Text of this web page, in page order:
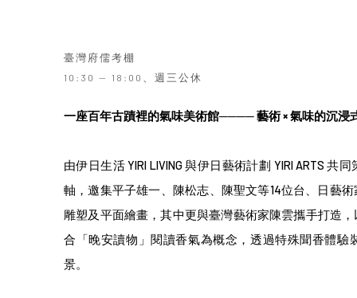
臺灣府儒考棚
10:30 — 18:00、週三公休
一座百年古蹟裡的氣味美術館──── 藝術 × 氣味的沉浸
由伊日生活 YIRI LIVING 與伊日藝術計劃 YIRI ARTS 共
軸，邀集平子雄一、陳松志、陳聖文等14位台、日藝
雕塑及平面繪畫，其中更與臺灣藝術家陳雲攜手打造
合「晚安讀物」閱讀香氣為概念，透過特殊聞香體驗
景。